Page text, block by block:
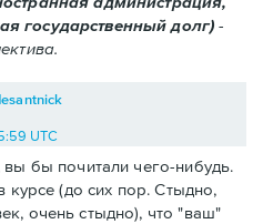
государственный долг)-
UTC
бы почитали чего-нибудь.
курсе (до сих пор. Стыдно,
очень стыдно), что "ваш"